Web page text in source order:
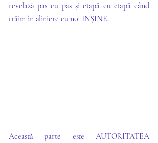
revelază pas cu pas și etapă cu etapă când
trăim în aliniere cu noi ÎNȘINE.
Această parte este AUTORITATEA